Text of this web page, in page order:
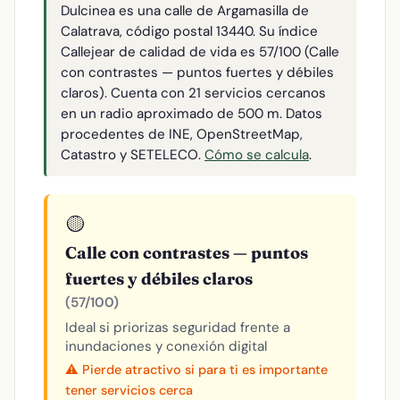
Dulcinea es una calle de Argamasilla de
Calatrava, código postal 13440. Su índice
Callejear de calidad de vida es 57/100 (Calle
con contrastes — puntos fuertes y débiles
claros). Cuenta con 21 servicios cercanos
en un radio aproximado de 500 m. Datos
procedentes de INE, OpenStreetMap,
Catastro y SETELECO. Cómo se calcula.
🟡
Calle con contrastes — puntos
fuertes y débiles claros
(57/100)
Ideal si priorizas seguridad frente a
inundaciones y conexión digital
⚠️ Pierde atractivo si para ti es importante
tener servicios cerca